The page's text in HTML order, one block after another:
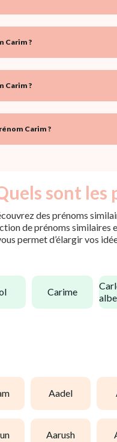
Carim ?
Carim ?
Carim ?
sont les
des prénoms
de prénoms similaires
permet d’élargir vos
carime
carlos-
aadel
aarush